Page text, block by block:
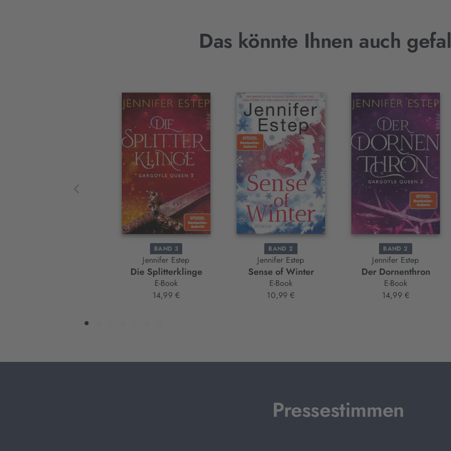
Das könnte Ihnen auch
Interaktives
Slider-
Element
BAND 3
Jennifer Estep
Die Splitterklinge
E-Book
14,99 €
BAND 2
Jennifer Estep
Sense of Winter
E-Book
10,99 €
BAND 2
Jennifer Estep
Der Dornenthron
E-Book
14,99 €
Pressestimmen